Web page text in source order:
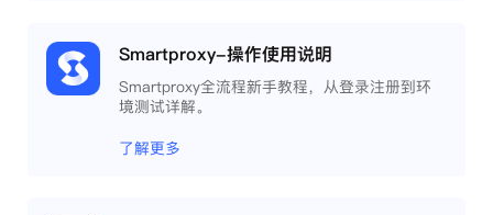
Smartproxy-操作使用说明
Smartproxy全流程新手教程，从登录注册到环
境测试详解。
了解更多